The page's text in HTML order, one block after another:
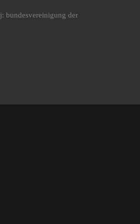
bundesvereinigung der